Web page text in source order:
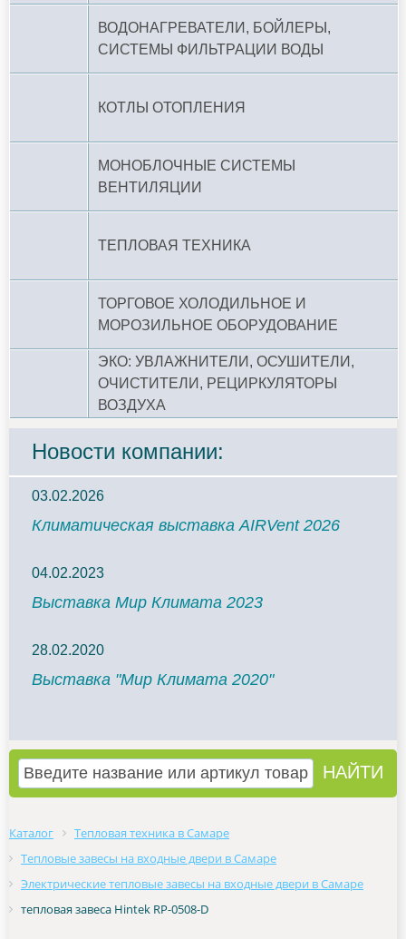
ВОДОНАГРЕВАТЕЛИ, БОЙЛЕРЫ,
СИСТЕМЫ ФИЛЬТРАЦИИ ВОДЫ
КОТЛЫ ОТОПЛЕНИЯ
МОНОБЛОЧНЫЕ СИСТЕМЫ
ВЕНТИЛЯЦИИ
ТЕПЛОВАЯ ТЕХНИКА
ТОРГОВОЕ ХОЛОДИЛЬНОЕ И
МОРОЗИЛЬНОЕ ОБОРУДОВАНИЕ
ЭКО: УВЛАЖНИТЕЛИ, ОСУШИТЕЛИ,
ОЧИСТИТЕЛИ, РЕЦИРКУЛЯТОРЫ
ВОЗДУХА
Новости компании:
03.02.2026
Климатическая выставка AIRVent 2026
04.02.2023
Выставка Мир Климата 2023
28.02.2020
Выставка "Мир Климата 2020"
Каталог
Тепловая техника в Самаре
Тепловые завесы на входные двери в Самаре
Электрические тепловые завесы на входные двери в Самаре
тепловая завеса Hintek RP-0508-D